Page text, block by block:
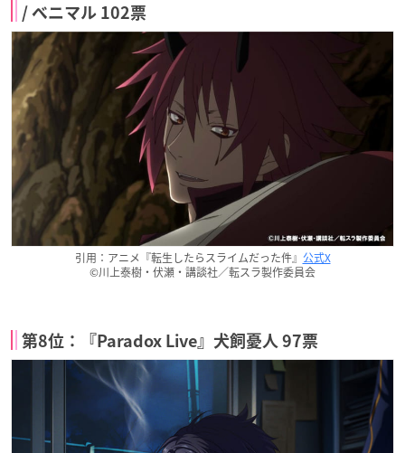
/ ベニマル 102票
引用：アニメ『転生したらスライムだった件』 公式X
©川上泰樹・伏瀬・講談社／転スラ製作委員会
第8位：『Paradox Live』犬飼憂人 97票